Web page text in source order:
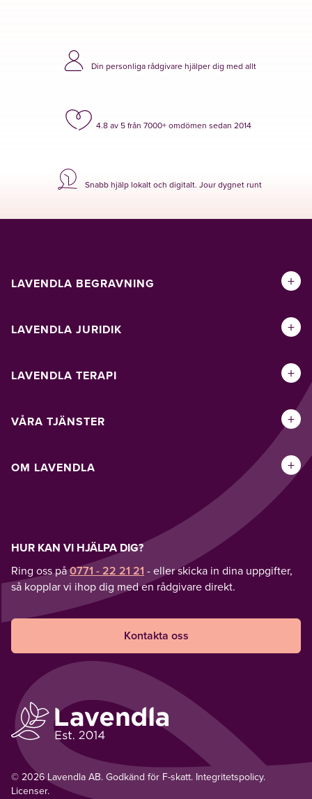
Din personliga rådgivare hjälper dig med allt
4.8 av 5 från 7000+ omdömen sedan 2014
Snabb hjälp lokalt och digitalt. Jour dygnet runt
LAVENDLA BEGRAVNING +
LAVENDLA JURIDIK +
LAVENDLA TERAPI +
VÅRA TJÄNSTER +
OM LAVENDLA +
HUR KAN VI HJÄLPA DIG?
Ring oss på0771 - 22 21 21 - eller skicka in dina uppgifter,
så kopplar vi ihop dig med en rådgivare direkt.
Kontakta oss
© 2026 Lavendla AB. Godkänd för F-skatt. Integritetspolicy.
Licenser.